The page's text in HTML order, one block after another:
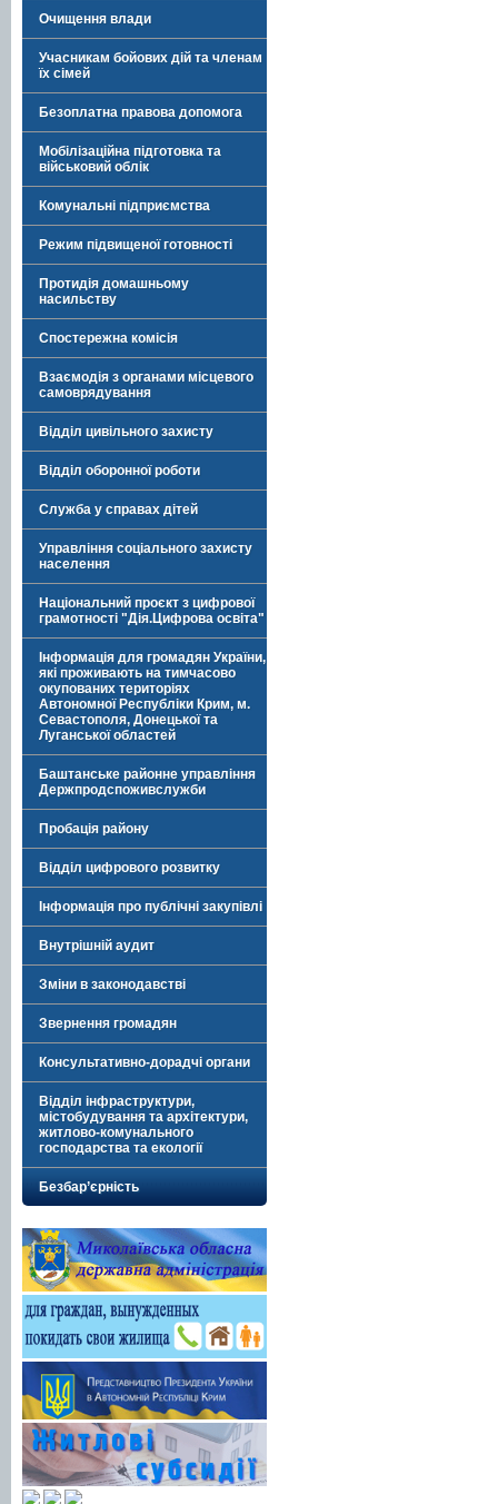
Очищення влади
Учасникам бойових дій та членам
їх сімей
Безоплатна правова допомога
Мобілізаційна підготовка та
військовий облік
Комунальні підприємства
Режим підвищеної готовності
Протидія домашньому
насильству
Спостережна комісія
Взаємодія з органами місцевого
самоврядування
Відділ цивільного захисту
Відділ оборонної роботи
Служба у справах дітей
Управління соціального захисту
населення
Національний проєкт з цифрової
грамотності "Дія.Цифрова освіта"
Інформація для громадян України,
які проживають на тимчасово
окупованих територіях
Автономної Республіки Крим, м.
Севастополя, Донецької та
Луганської областей
Баштанське районне управління
Держпродспоживслужби
Пробація району
Відділ цифрового розвитку
Інформація про публічні закупівлі
Внутрішній аудит
Зміни в законодавстві
Звернення громадян
Консультативно-дорадчі органи
Відділ інфраструктури,
містобудування та архітектури,
житлово-комунального
господарства та екології
Безбар’єрність